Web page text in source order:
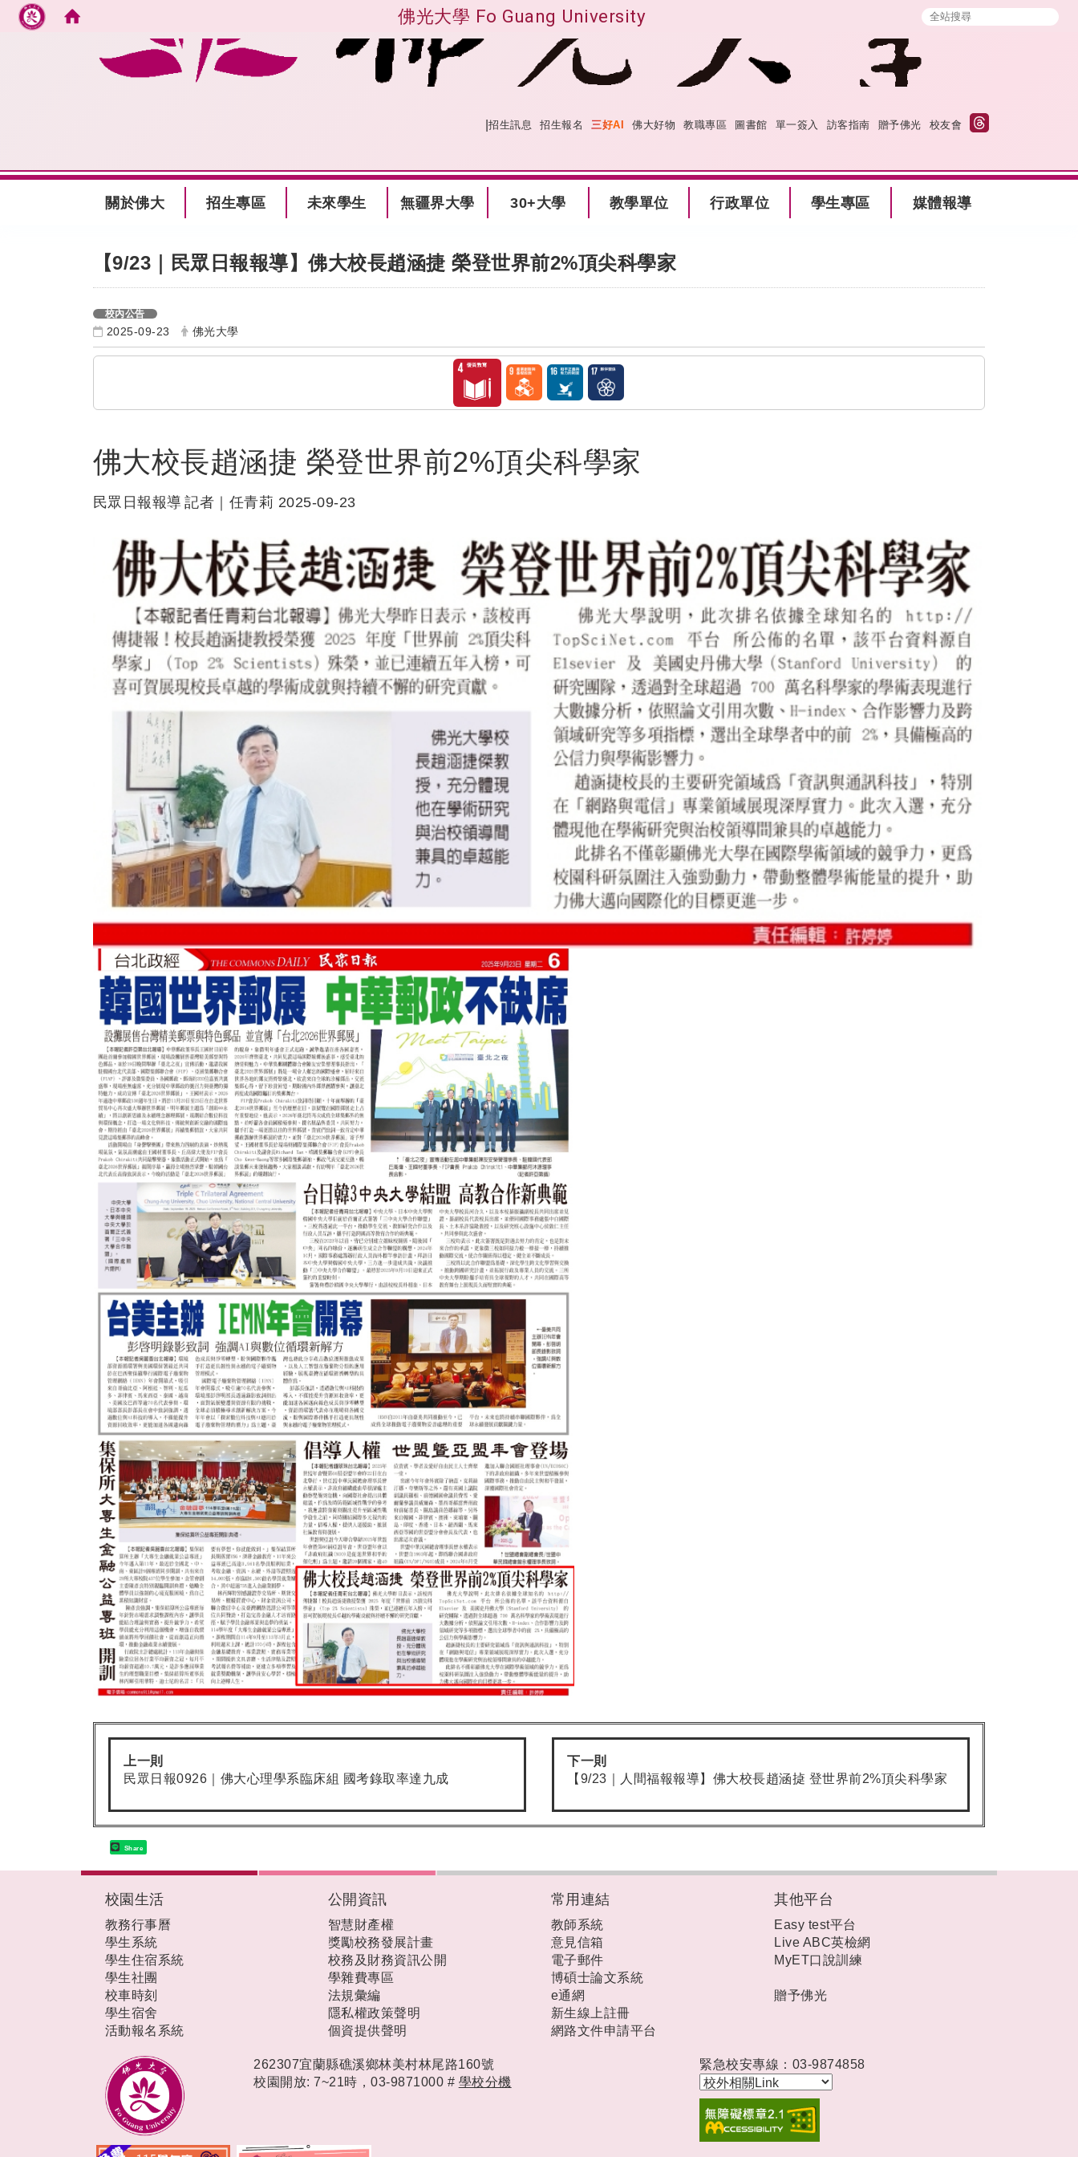
佛光大學 Fo Guang University
跳到主要內容
|招生訊息 招生報名 三好AI 佛大好物 教職專區 圖書館 單一簽入 訪客指南 贈予佛光 校友會
關於佛大 招生專區 未來學生 無疆界大學 30+大學 教學單位 行政單位 學生專區 媒體報導
【9/23｜民眾日報報導】佛大校長趙涵捷 榮登世界前2%頂尖科學家
校內公告
2025-09-23 佛光大學
佛大校長趙涵捷 榮登世界前2%頂尖科學家
民眾日報報導 記者｜任青莉 2025-09-23
上一則
民眾日報0926｜佛大心理學系臨床組 國考錄取率達九成
下一則
【9/23｜人間福報報導】佛大校長趙涵㨗 登世界前2%頂尖科學家
Share
校園生活
教務行事曆
學生系統
學生住宿系統
學生社團
校車時刻
學生宿舍
活動報名系統
公開資訊
智慧財產權
獎勵校務發展計畫
校務及財務資訊公開
學雜費專區
法規彙編
隱私權政策聲明
個資提供聲明
常用連結
教師系統
意見信箱
電子郵件
博碩士論文系統
e通網
新生線上註冊
網路文件申請平台
其他平台
Easy test平台
Live ABC英檢網
MyET口說訓練
贈予佛光
262307宜蘭縣礁溪鄉林美村林尾路160號
校園開放: 7~21時，03-9871000 # 學校分機
緊急校安專線：03-9874858